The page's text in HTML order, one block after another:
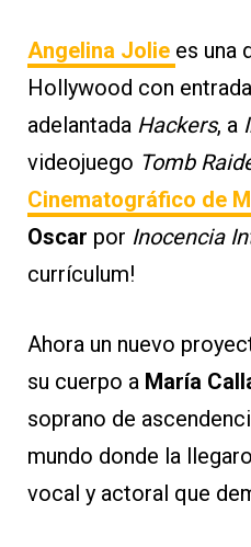
Angelina Jolie es una
Hollywood con
adelantada Hackers, a
videojuego Tomb
Cinematográfico de
Oscar por Inocencia
currículum!
Ahora un nuevo
su cuerpo a María
soprano de
mundo donde la
vocal y actoral que